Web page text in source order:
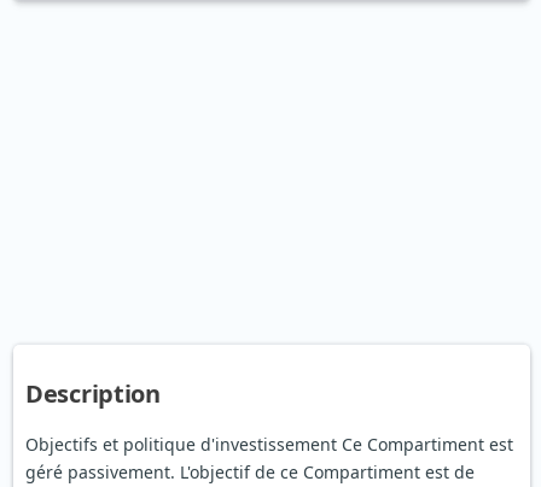
Description
Objectifs et politique d'investissement Ce Compartiment est
géré passivement. L'objectif de ce Compartiment est de